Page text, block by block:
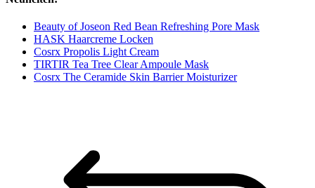
Beauty of Joseon Red Bean Refreshing Pore Mask
HASK Haarcreme Locken
Cosrx Propolis Light Cream
TIRTIR Tea Tree Clear Ampoule Mask
Cosrx The Ceramide Skin Barrier Moisturizer